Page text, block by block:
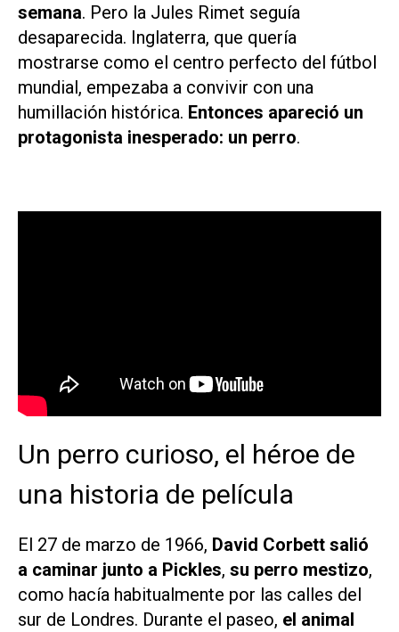
semana. Pero la Jules Rimet seguía
desaparecida. Inglaterra, que quería
mostrarse como el centro perfecto del fútbol
mundial, empezaba a convivir con una
humillación histórica. Entonces apareció un
protagonista inesperado: un perro.
Un perro curioso, el héroe de
una historia de película
El 27 de marzo de 1966, David Corbett salió
a caminar junto a Pickles, su perro mestizo,
como hacía habitualmente por las calles del
sur de Londres. Durante el paseo, el animal